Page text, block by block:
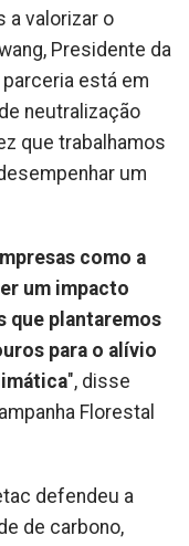
a valorizar o
Presidente da
parceria está em
neutralização
que trabalhamos
um
como a
um impacto
que plantaremos
para o alívio
", disse
Florestal
defendeu a
de carbono,